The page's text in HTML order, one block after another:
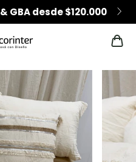
GBA desde $120.000